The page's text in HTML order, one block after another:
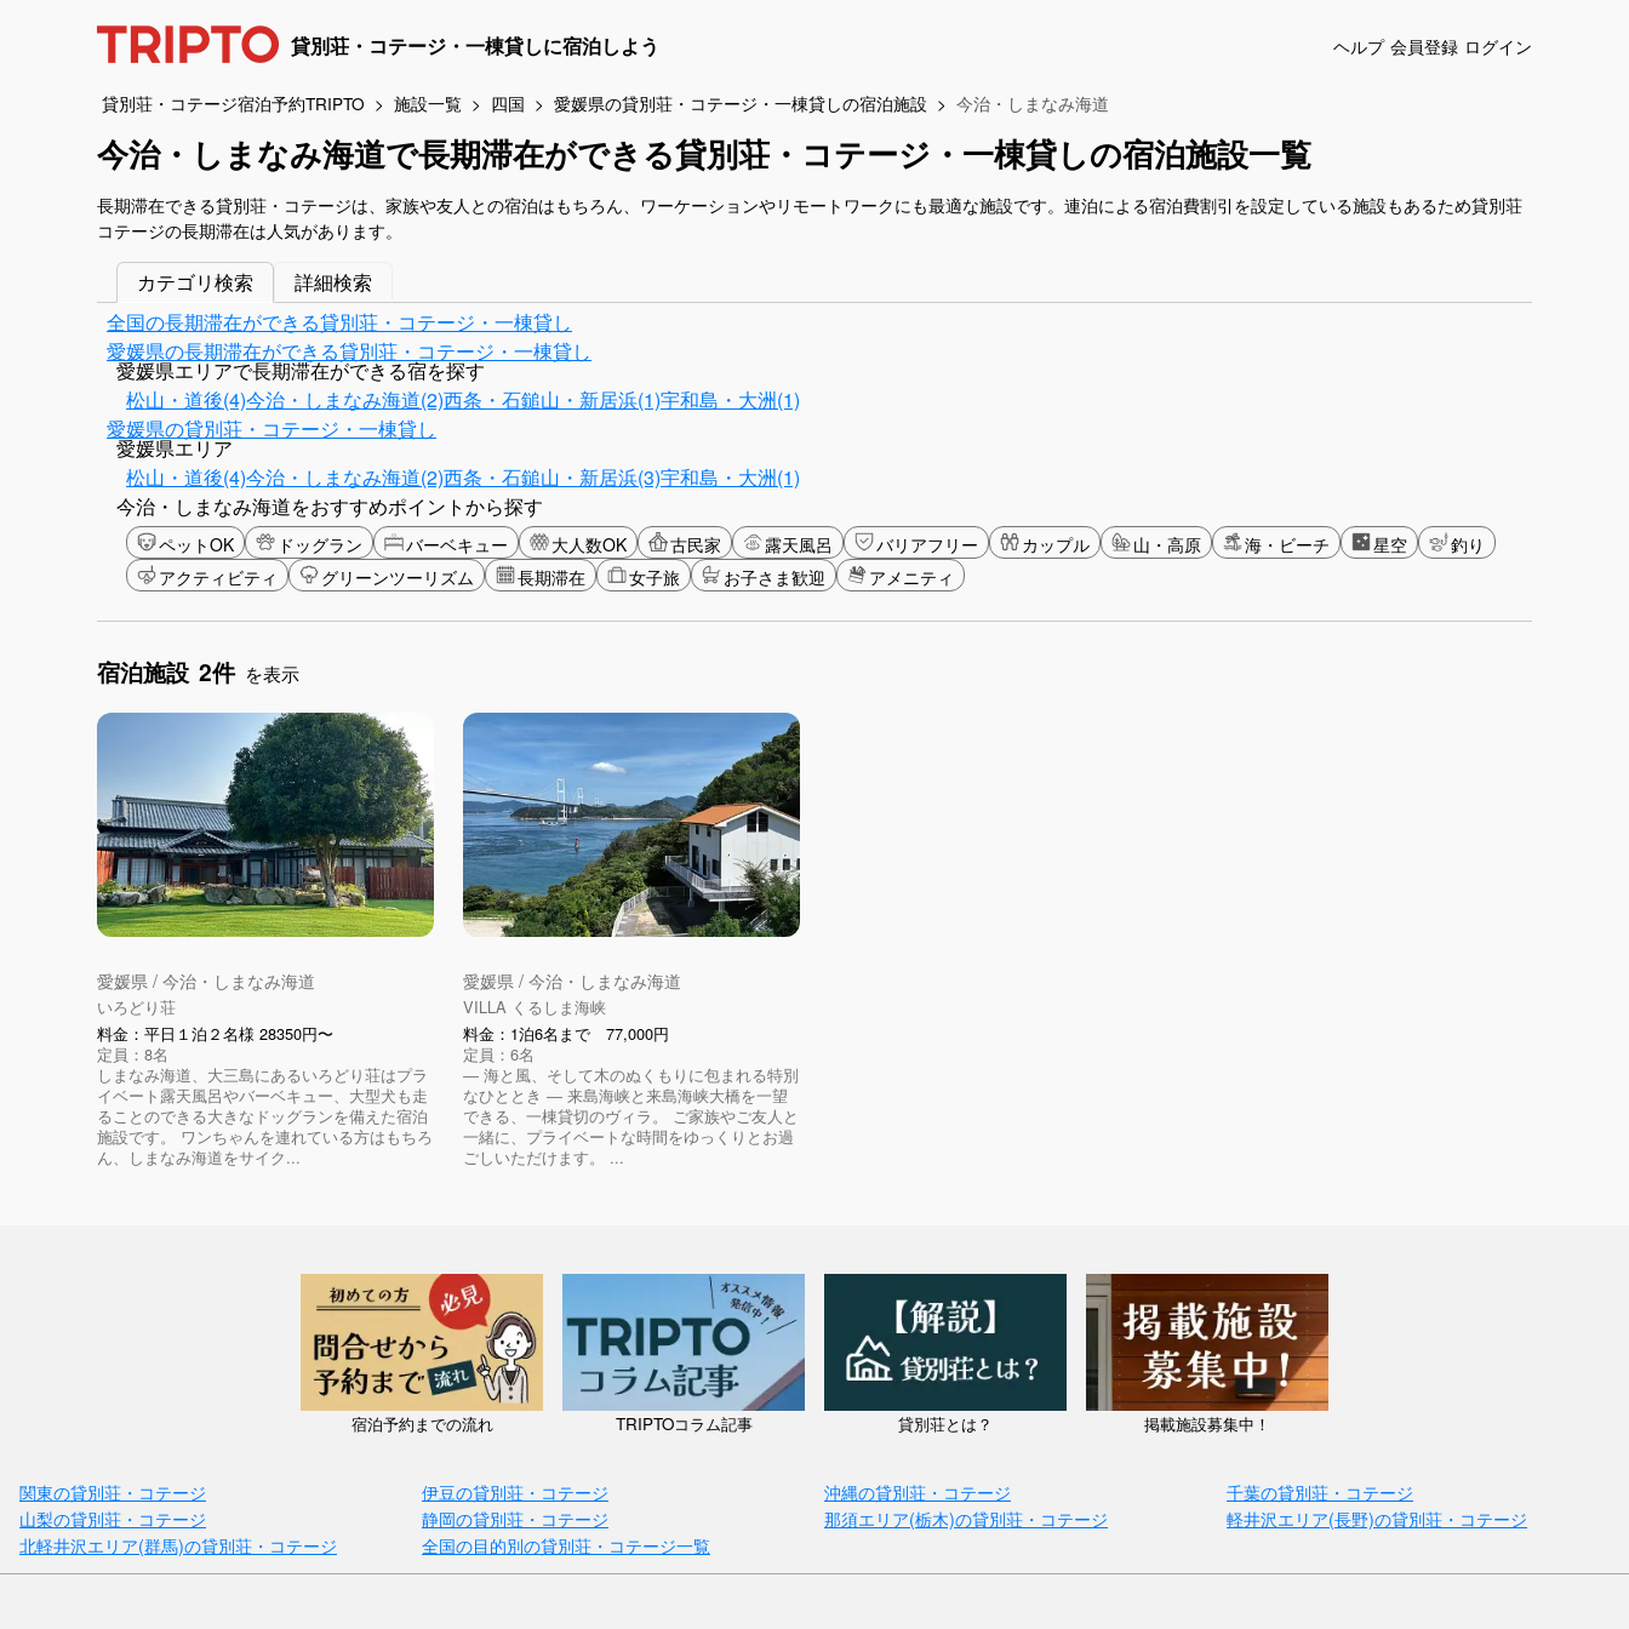
貸別荘・コテージ・一棟貸しに宿泊しよう ヘルプ 会員登録 ログイン
貸別荘・コテージ宿泊予約TRIPTO 施設一覧 四国 愛媛県の貸別荘・コテージ・一棟貸しの宿泊施設 今治・しまなみ海道
今治・しまなみ海道で長期滞在ができる貸別荘・コテージ・一棟貸しの宿泊施設一覧
長期滞在できる貸別荘・コテージは、家族や友人との宿泊はもちろん、ワーケーションやリモートワークにも最適な施設です。連泊による宿泊費割引を設定している施設もあるため貸別荘
コテージの長期滞在は人気があります。
カテゴリ検索
詳細検索
全国の長期滞在ができる貸別荘・コテージ・一棟貸し
愛媛県の長期滞在ができる貸別荘・コテージ・一棟貸し
愛媛県エリアで長期滞在ができる宿を探す
松山・道後(4)今治・しまなみ海道(2)西条・石鎚山・新居浜(1)宇和島・大洲(1)
愛媛県の貸別荘・コテージ・一棟貸し
愛媛県エリア
松山・道後(4)今治・しまなみ海道(2)西条・石鎚山・新居浜(3)宇和島・大洲(1)
今治・しまなみ海道をおすすめポイントから探す
ペットOK ドッグラン バーベキュー 大人数OK 古民家 露天風呂 バリアフリー カップル 山・高原 海・ビーチ 星空
釣り
アクティビティ
グリーンツーリズム 長期滞在 女子旅 お子さま歓迎 アメニティ
宿泊施設 2件 を表示
愛媛県 / 今治・しまなみ海道
いろどり荘
料金：平日１泊２名様 28350円〜
定員：8名
しまなみ海道、大三島にあるいろどり荘はプラ
イベート露天風呂やバーベキュー、大型犬も走
ることのできる大きなドッグランを備えた宿泊
施設です。 ワンちゃんを連れている方はもちろ
ん、しまなみ海道をサイク...
愛媛県 / 今治・しまなみ海道
VILLA くるしま海峡
料金：1泊6名まで 77,000円
定員：6名
― 海と風、そして木のぬくもりに包まれる特別
なひととき ― 来島海峡と来島海峡大橋を一望
できる、一棟貸切のヴィラ。 ご家族やご友人と
一緒に、プライベートな時間をゆっくりとお過
ごしいただけます。 ...
宿泊予約までの流れ TRIPTOコラム記事 貸別荘とは？ 掲載施設募集中！
関東の貸別荘・コテージ 伊豆の貸別荘・コテージ 沖縄の貸別荘・コテージ
千葉の貸別荘・コテージ
山梨の貸別荘・コテージ
静岡の貸別荘・コテージ 那須エリア(栃木)の貸別荘・コテージ
軽井沢エリア(長野)の貸別荘・コテージ
北軽井沢エリア(群馬)の貸別荘・コテージ
全国の目的別の貸別荘・コテージ一覧